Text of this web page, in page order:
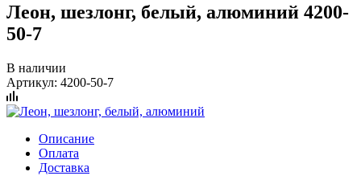
Леон, шезлонг, белый, алюминий 4200-
50-7
В наличии
Артикул: 4200-50-7
Описание
Оплата
Доставка